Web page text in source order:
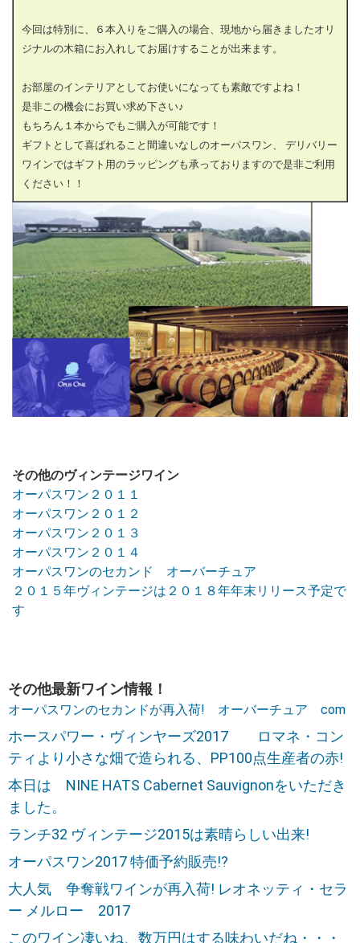
今回は特別に、６本入りをご購入の場合、現地から届きましたオリ
ジナルの木箱にお入れしてお届けすることが出来ます。
お部屋のインテリアとしてお使いになっても素敵ですよね！
是非この機会にお買い求め下さい♪
もちろん１本からでもご購入が可能です！
ギフトとして喜ばれること間違いなしのオーパスワン、 デリバリー
ワインではギフト用のラッピングも承っておりますので是非ご利用
ください！！
その他のヴィンテージワイン
オーパスワン２０１１
オーパスワン２０１２
オーパスワン２０１３
オーパスワン２０１４
オーパスワンのセカンド オーバーチュア
２０１５年ヴィンテージは２０１８年年末リリース予定で
す
その他最新ワイン情報！
オーパスワンのセカンドが再入荷! オーバーチュア com
ホースパワー・ヴィンヤーズ2017 ロマネ・コン
ティより小さな畑で造られる、PP100点生産者の赤!
本日は NINE HATS Cabernet Sauvignonをいただき
ました。
ランチ32 ヴィンテージ2015は素晴らしい出来!
オーパスワン2017 特価予約販売!?
大人気 争奪戦ワインが再入荷! レオネッティ・セラ
ー メルロー 2017
このワイン凄いね、数万円はする味わいだね・・・